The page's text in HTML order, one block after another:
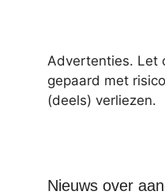
Advertenties. Let
gepaard met
(deels) verliezen.
Nieuws over